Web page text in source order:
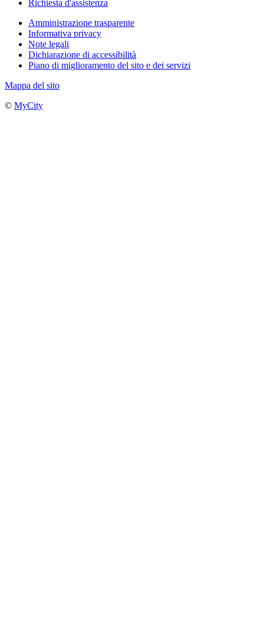
Richiesta d'assistenza
Amministrazione trasparente
Informativa privacy
Note legali
Dichiarazione di accessibilità
Piano di miglioramento del sito e dei servizi
Mappa del sito
© MyCity